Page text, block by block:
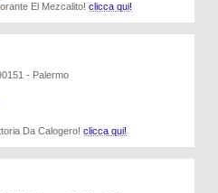
El Mezcalito! clicca qui!
- Palermo
Da Calogero! clicca qui!